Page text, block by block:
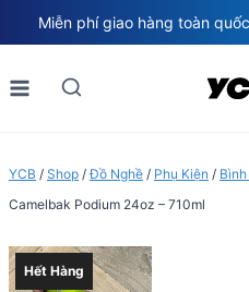
to
content
Miễn phí giao hàng toàn
YCB / Shop /Đồ Nghề / Phụ Kiện /
Camelbak Podium 24oz – 710ml
Hết Hàng